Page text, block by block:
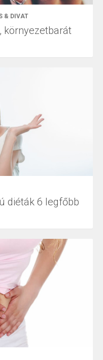
& DIVAT
környezetbarát
diéták 6 legfőbb